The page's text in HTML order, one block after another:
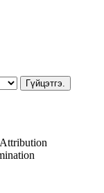
Гүйцэтгэ.